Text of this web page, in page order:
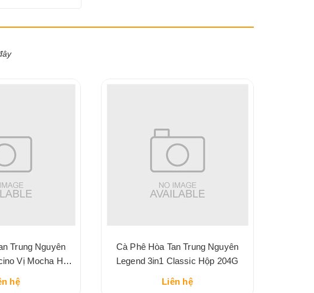
Trung Nguyên
Vị Mocha Hộp
hệ
Cà Phê Hòa Tan Trung Nguyên
Legend 3in1 Classic Hộp 204G
Liên hệ